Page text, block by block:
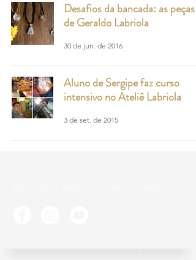
Desafios da bancada: as peças
de Geraldo Labriola
30 de jun. de 2016
Aluno de Sergipe faz curso
intensivo no Ateliê Labriola
3 de set. de 2015